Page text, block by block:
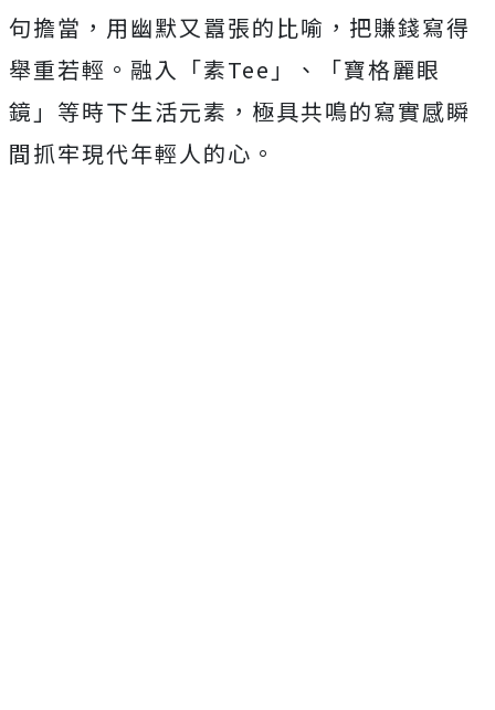
句擔當，用幽默又囂張的比喻， 把賺錢寫得
舉重若輕。融入「素Tee」、「寶格麗眼
鏡」 等時下生活元素，極具共鳴的寫實感瞬
間抓牢現代年輕人的心。